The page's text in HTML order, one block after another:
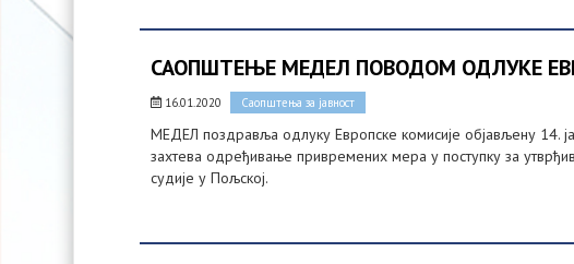
САОПШТЕЊЕ МЕДЕЛ ПОВОДОМ ОДЛУКЕ
16.01.2020 Саопштења за јавност
МЕДЕЛ поздравља одлуку Европске комисије објављену 14.
захтева одређивање привремених мера у поступку за
судије у Пољској.